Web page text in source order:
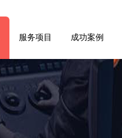
服务项目 成功案例